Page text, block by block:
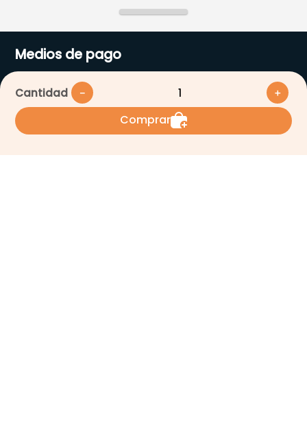
Cantidad ＋
－
Comprar
Medios de pago